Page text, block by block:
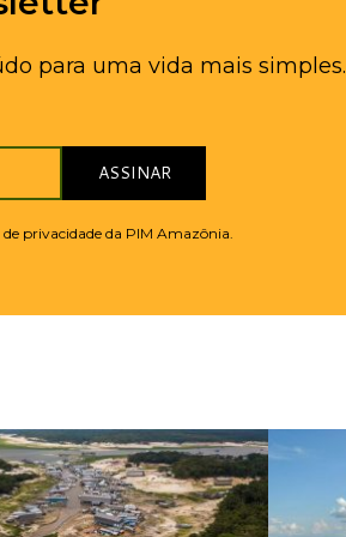
para uma vida mais simples.
ASSINAR
privacidade da PIM Amazônia.